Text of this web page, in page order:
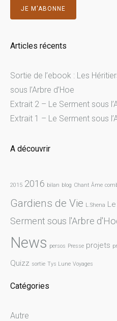
Articles récents
Sortie de l’ebook : Les
sous l’Arbre d’Hoe
Extrait 2 – Le Serment sous
Extrait 1 – Le Serment sous
A découvrir
2015 2016 bilan blog Chant Âme
Gardiens de Vie L.Shena
Serment sous l'Arbre
News persos Presse projets
Quizz sortie Tys Lune Voyages
Catégories
Autre